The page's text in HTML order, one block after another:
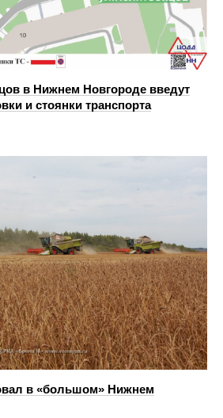
в Нижнем Новгороде введут
и стоянки транспорта
в «большом» Нижнем